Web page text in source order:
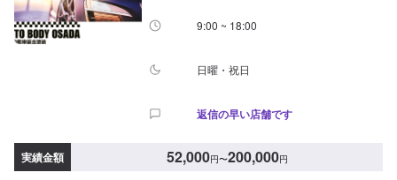
9:00 ~ 18:00
日曜・祝日
返信の早い店舗です
実績金額 52,000円〜200,000円